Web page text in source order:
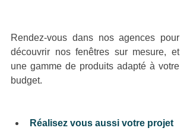
Rendez-vous dans nos agences pour
découvrir nos fenêtres sur mesure, et
une gamme de produits adapté à votre
budget.
Réalisez vous aussi votre projet